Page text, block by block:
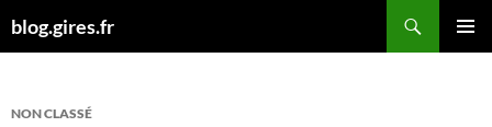
aublog.gires.fr
NON CLASSÉ